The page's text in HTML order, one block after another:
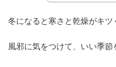
冬になると寒さと乾燥がキツ
風邪に気をつけて、いい季節